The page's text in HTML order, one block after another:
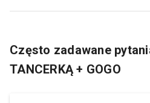
Często zadawane
TANCERKĄ + GOGO